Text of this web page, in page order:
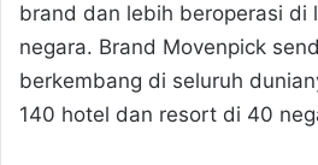
brand dan lebih beroperasi di
negara. Brand Movenpick
berkembang di seluruh
140 hotel dan resort di 40